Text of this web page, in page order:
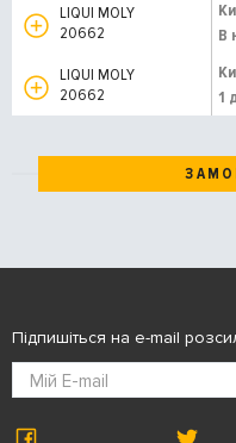
LIQUI MOLY
20662
В
LIQUI MOLY
20662
1
Підпишіться на e-mail